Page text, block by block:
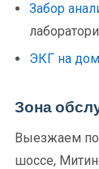
Забор
ЭКГ на
Зона
Выезжаем
шоссе,